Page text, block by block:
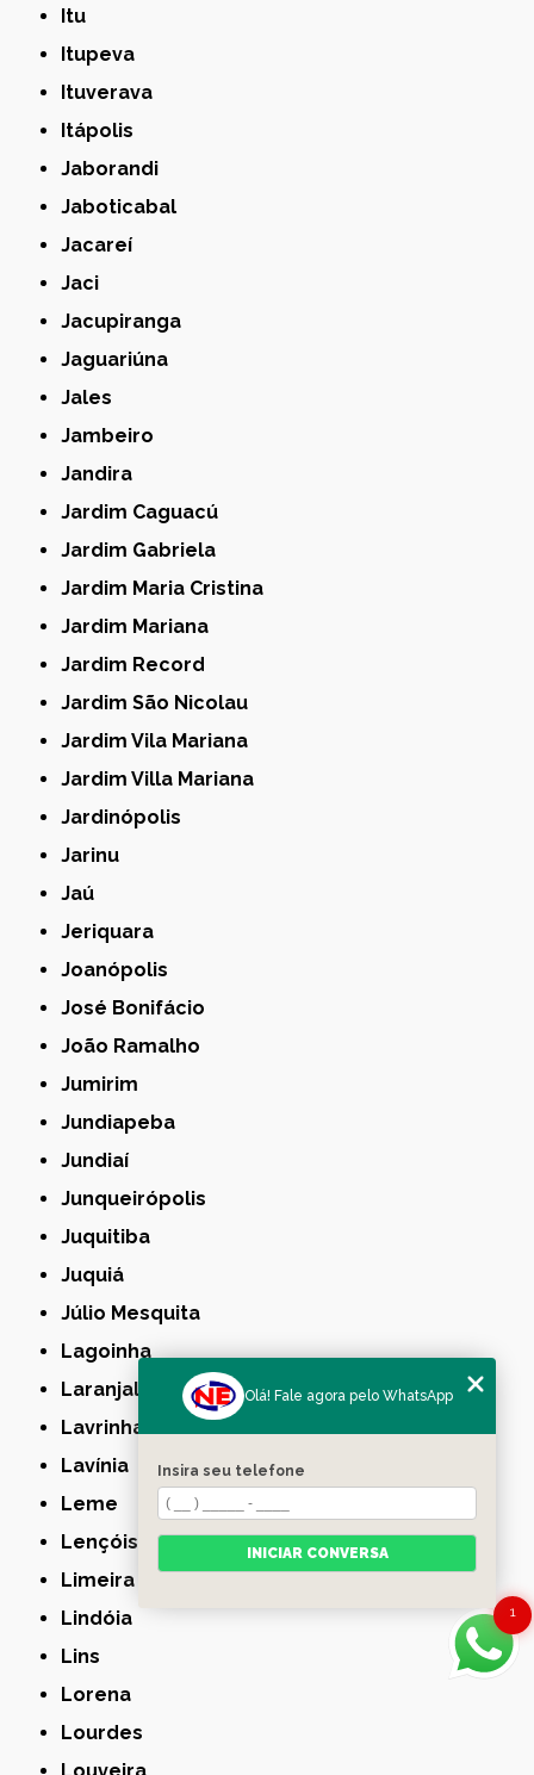
Itu
Itupeva
Ituverava
Itápolis
Jaborandi
Jaboticabal
Jacareí
Jaci
Jacupiranga
Jaguariúna
Jales
Jambeiro
Jandira
Jardim Caguacú
Jardim Gabriela
Jardim Maria Cristina
Jardim Mariana
Jardim Record
Jardim São Nicolau
Jardim Vila Mariana
Jardim Villa Mariana
Jardinópolis
Jarinu
Jaú
Jeriquara
Joanópolis
José Bonifácio
João Ramalho
Jumirim
Jundiapeba
Jundiaí
Junqueirópolis
Juquitiba
Juquiá
Júlio Mesquita
Lagoinha
Laranjal Paulista
Lavrinhas
Lavínia
Leme
Lençóis Paulista
Limeira
Lindóia
Lins
Lorena
Lourdes
1
Olá! Fale agora pelo WhatsApp
Insira seu telefone
INICIAR CONVERSA